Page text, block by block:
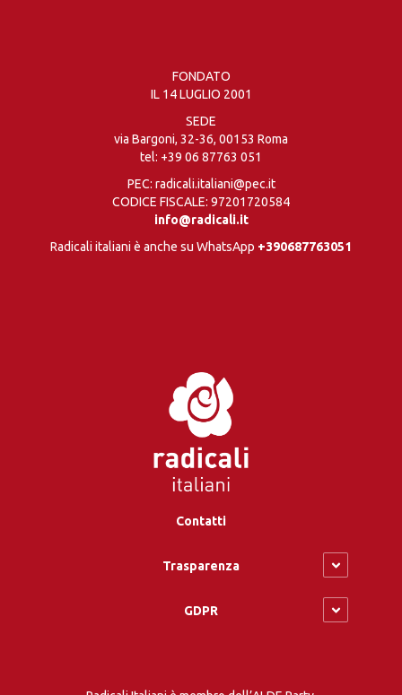
FONDATO
IL 14 LUGLIO 2001
SEDE
via Bargoni, 32-36, 00153 Roma
tel: +39 06 87763 051
PEC: radicali.italiani@pec.it
CODICE FISCALE: 97201720584
info@radicali.it
Radicali italiani è anche su WhatsApp +390687763051
Contatti
Trasparenza
GDPR